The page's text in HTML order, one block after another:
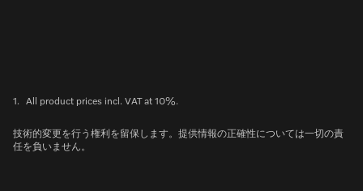
1. All product prices incl. VAT at 10%.
技術的変更を行う権利を留保します。提供情報の正確性については一切の責
任を負いません。